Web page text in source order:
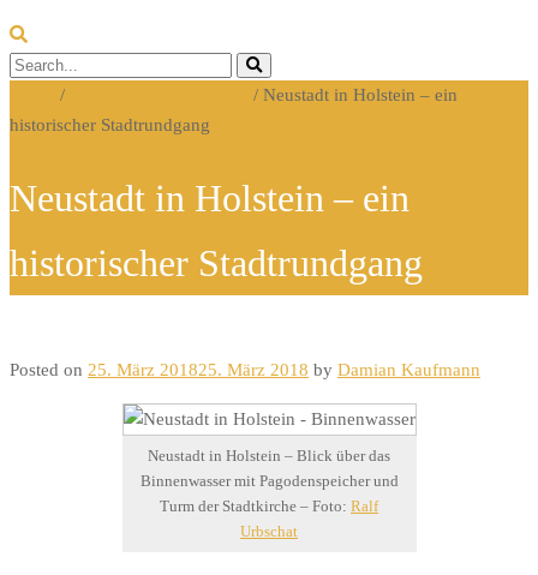
/ / Neustadt in Holstein – ein
historischer Stadtrundgang
Neustadt in Holstein – ein
historischer Stadtrundgang
Posted on 25. März 201825. März 2018 by Damian Kaufmann
Neustadt in Holstein – Blick über das
Binnenwasser mit Pagodenspeicher und
Turm der Stadtkirche – Foto: Ralf
Urbschat